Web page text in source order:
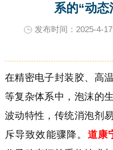
系的“动态
发布时间：2025-4-17
在精密电子封装胶、高
等复杂体系中，泡沫的
波动特性，传统消泡剂
斥导致效能骤降。 道康